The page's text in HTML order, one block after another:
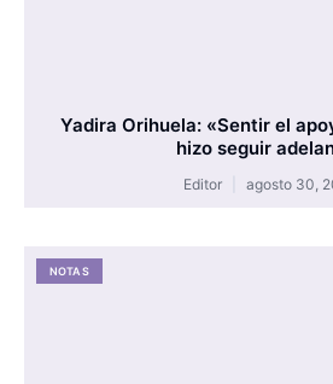
Yadira Orihuela: «Sentir el
hizo seguir
Editor agosto 30,
NOTAS